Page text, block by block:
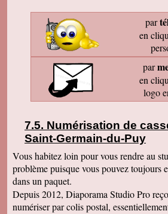
par
en
par
en
logo
Numérisation de
Saint-Germain-du-Puy
Vous habitez loin pour vous rendre au
problème puisque vous pouvez toujours
dans un paquet.
Depuis 2012, Diaporama Studio Pro
numériser par colis postal,